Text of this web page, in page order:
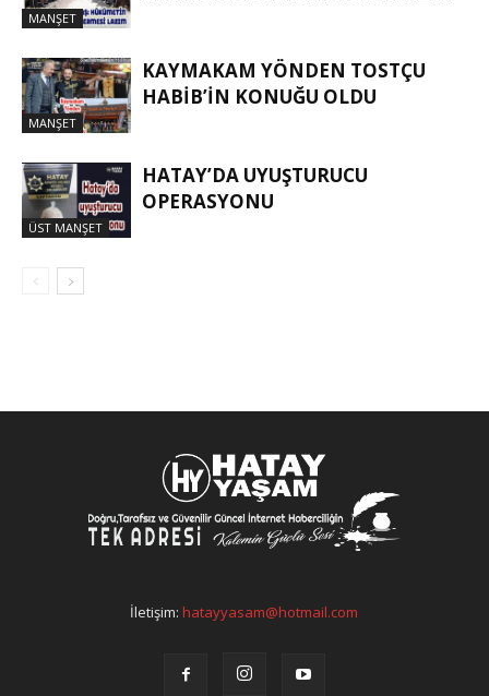
MANŞET
MANŞET
KAYMAKAM YÖNDEN TOSTÇU
HABIB’IN KONUĞU OLDU
ÜST MANŞET
HATAY’DA UYUŞTURUCU
OPERASYONU
İletişim:hatayyasam@hotmail.com